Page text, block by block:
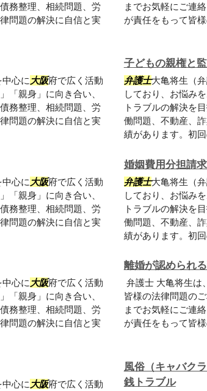
務整理、相続問題、労
問題の解決に自信と実
までお気軽にご連
が責任をもって皆
心に 大阪府で広く活動
「親身」に向き合い、
務整理、相続問題、労
問題の解決に自信と実
子どもの親権と
弁護士大亀将生（
しており、お悩み
トラブルの解決を
働問題、不動産、
績があります。初
心に 大阪府で広く活動
「親身」に向き合い、
務整理、相続問題、労
問題の解決に自信と実
婚姻費用分担請
弁護士大亀将生（
しており、お悩み
トラブルの解決を
働問題、不動産、
績があります。初
心に 大阪府で広く活動
「親身」に向き合い、
務整理、相続問題、労
問題の解決に自信と実
離婚が認められ
弁護士 大亀将生は、
皆様の法律問題の
までお気軽にご連
が責任をもって皆
心に 大阪府で広く活動
風俗（キャバク
銭トラブル